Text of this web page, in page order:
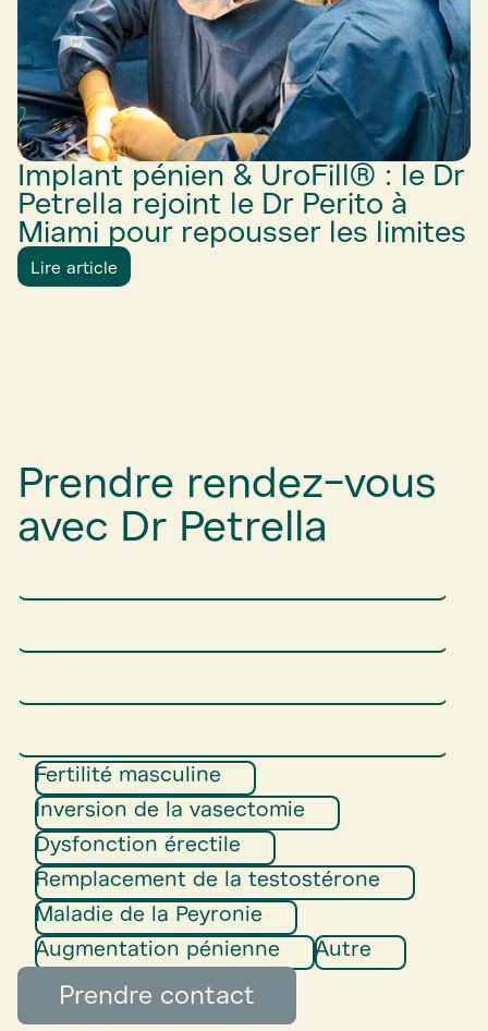
Implant pénien & UroFill® : le Dr
Petrella rejoint le Dr Perito à
Miami pour repousser les limites
Lire article
Prendre rendez-vous
avec Dr Petrella
Fertilité masculine
Inversion de la vasectomie
Dysfonction érectile
Remplacement de la testostérone
Maladie de la Peyronie
Augmentation pénienne
Autre